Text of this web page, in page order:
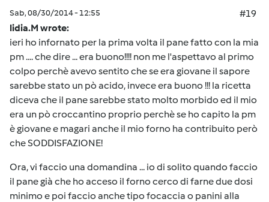
Sab, 08/30/2014 - 12:55
#19
lidia.M wrote:
ieri ho infornato per la prima volta il pane fatto con la mia
pm .... che dire ... era buono!!!! non me l'aspettavo al primo
colpo perchè avevo sentito che se era giovane il sapore
sarebbe stato un pò acido, invece era buono !!! la ricetta
diceva che il pane sarebbe stato molto morbido ed il mio
era un pò croccantino proprio perchè se ho capito la pm
è giovane e magari anche il mio forno ha contribuito però
che SODDISFAZIONE!
Ora, vi faccio una domandina ... io di solito quando faccio
il pane già che ho acceso il forno cerco di farne due dosi
minimo e poi faccio anche tipo focaccia o panini alla